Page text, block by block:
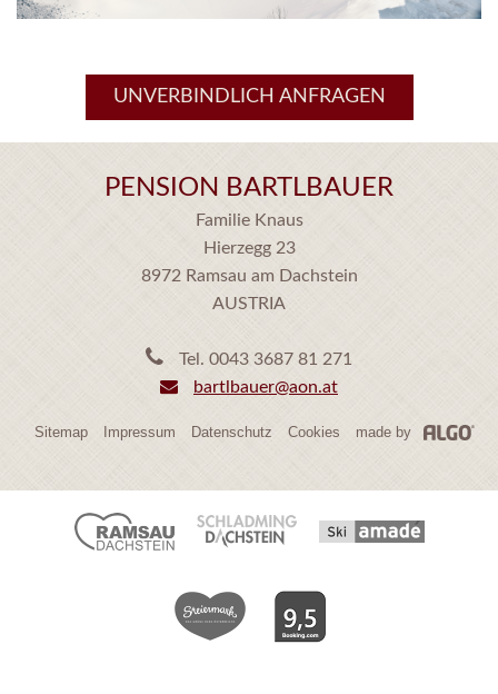
UNVERBINDLICH ANFRAGEN
PENSION BARTLBAUER
Familie Knaus
Hierzegg 23
8972 Ramsau am Dachstein
AUSTRIA
e
l
e
n
u
m
Tel. 0043 3687 81 271
M
s
bartlbauer@aon.at
Sitemap Impressum Datenschutz Cookies made by